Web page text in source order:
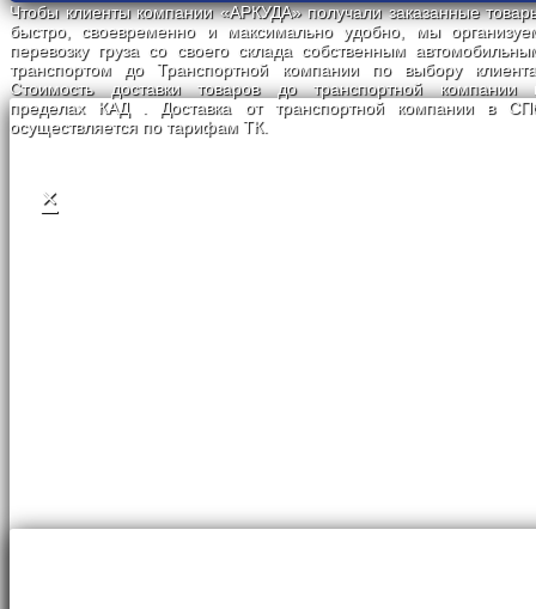
Чтобы клиенты компании «АРКУДА» получали заказанные
быстро, своевременно и максимально удобно, мы
перевозку груза со своего склада собственным
транспортом до Транспортной компании по выбору
Стоимость доставки товаров до транспортной компании
пределах КАД . Доставка от транспортной компании в
осуществляется по тарифам ТК.
×